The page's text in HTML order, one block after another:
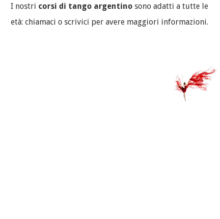
I nostri corsi di tango argentino sono adatti a tutte le
età: chiamaci o scrivici per avere maggiori informazioni.